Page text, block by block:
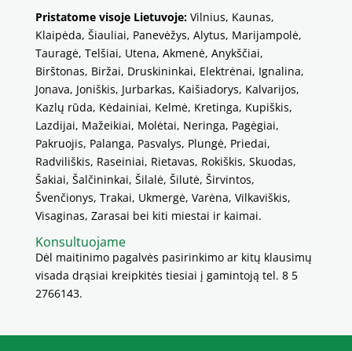
Pristatome visoje Lietuvoje:Vilnius, Kaunas,
Klaipėda, Šiauliai, Panevėžys, Alytus, Marijampolė,
Tauragė, Telšiai, Utena, Akmenė, Anykščiai,
Birštonas, Biržai, Druskininkai, Elektrėnai, Ignalina,
Jonava, Joniškis, Jurbarkas, Kaišiadorys, Kalvarijos,
Kazlų rūda, Kėdainiai, Kelmė, Kretinga, Kupiškis,
Lazdijai, Mažeikiai, Molėtai, Neringa, Pagėgiai,
Pakruojis, Palanga, Pasvalys, Plungė, Priedai,
Radviliškis, Raseiniai, Rietavas, Rokiškis, Skuodas,
Šakiai, Šalčininkai, Šilalė, Šilutė, Širvintos,
Švenčionys, Trakai, Ukmergė, Varėna, Vilkaviškis,
Visaginas, Zarasai bei kiti miestai ir kaimai.
Konsultuojame
Dėl maitinimo pagalvės pasirinkimo ar kitų klausimų
visada drąsiai kreipkitės tiesiai į gamintoją tel. 8 5
2766143.